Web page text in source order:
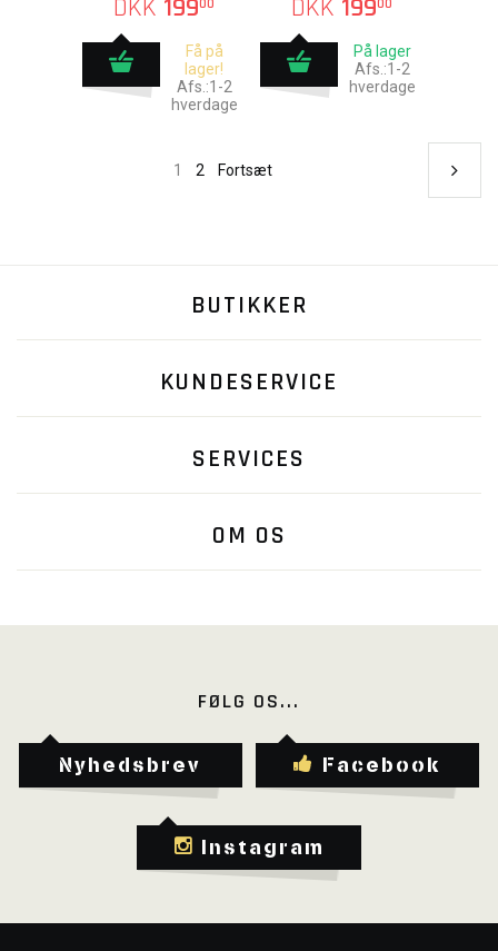
DKK 19900
Få på
lager!
Afs.:1-2
hverdage
DKK 19900
På lager
Afs.:1-2
hverdage
1 2 Fortsæt
BUTIKKER
KUNDESERVICE
SERVICES
OM OS
FØLG OS...
Nyhedsbrev Facebook
Instagram